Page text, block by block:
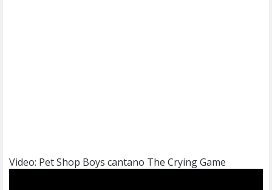
Video: Pet Shop Boys cantano The Crying Game